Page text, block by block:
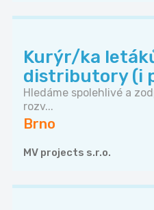
Kurýr/ka
distributory (i
Hledáme spolehlivé a
rozv...
Brno
MV projects s.r.o.